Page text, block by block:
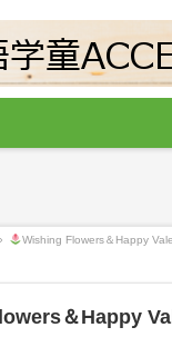
Wishing Flowers＆Happy
＆Happy